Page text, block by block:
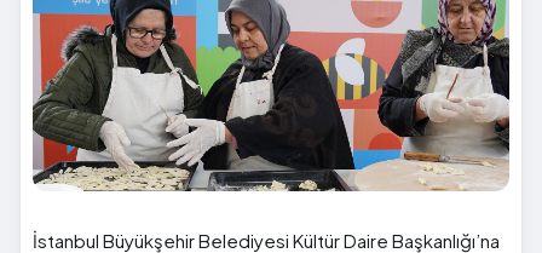
İstanbul Büyükşehir Belediyesi Kültür Daire Başkanlığı’na